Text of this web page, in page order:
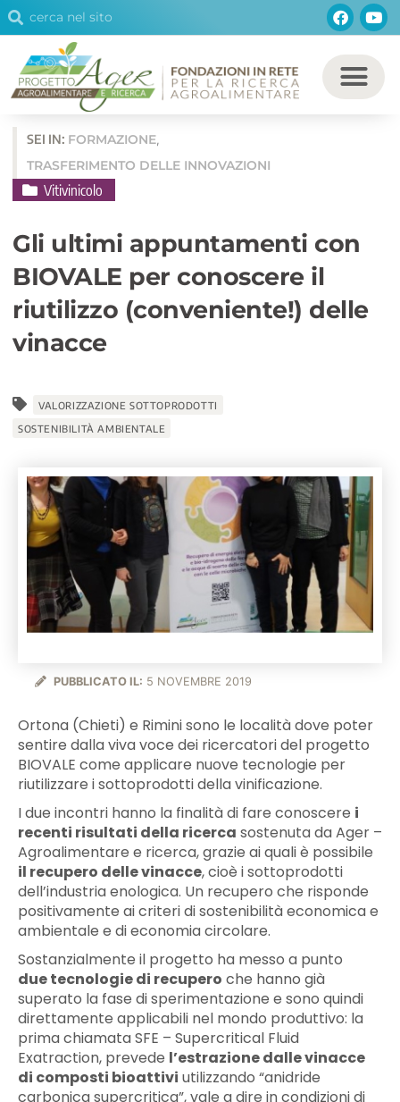
VaiCerca Cerca
SEI IN: FORMAZIONE
TRASFERIMENTO DELLE INNOVAZIONI
Vitivinicolo
Gli ultimi appuntamenti con
BIOVALE per conoscere il
riutilizzo (conveniente!) delle
vinacce
VALORIZZAZIONE SOTTOPRODOTTI
SOSTENIBILITÀ AMBIENTALE
PUBBLICATO IL: 5 NOVEMBRE 2019
Ortona (Chieti) e Rimini sono le località dove poter
sentire dalla viva voce dei ricercatori del progetto
BIOVALE come applicare nuove tecnologie per
riutilizzare i sottoprodotti della vinificazione.
I due incontri hanno la finalità di fare conoscere i
recenti risultati della ricerca sostenuta da Ager –
Agroalimentare e ricerca, grazie ai quali è possibile
il recupero delle vinacce, cioè i sottoprodotti
dell’industria enologica. Un recupero che risponde
positivamente ai criteri di sostenibilità economica e
ambientale e di economia circolare.
Sostanzialmente il progetto ha messo a punto
due tecnologie di recupero che hanno già
superato la fase di sperimentazione e sono quindi
direttamente applicabili nel mondo produttivo: la
prima chiamata SFE – Supercritical Fluid
Exatraction, prevede l’estrazione dalle vinacce
di composti bioattivi utilizzando “anidride
carbonica supercritica”, vale a dire in condizioni di